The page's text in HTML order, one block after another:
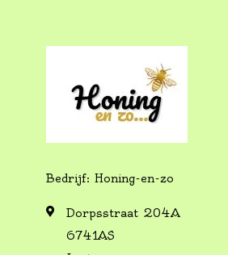
Bedrijf: Honing-en-zo
Dorpsstraat 204A
6741AS